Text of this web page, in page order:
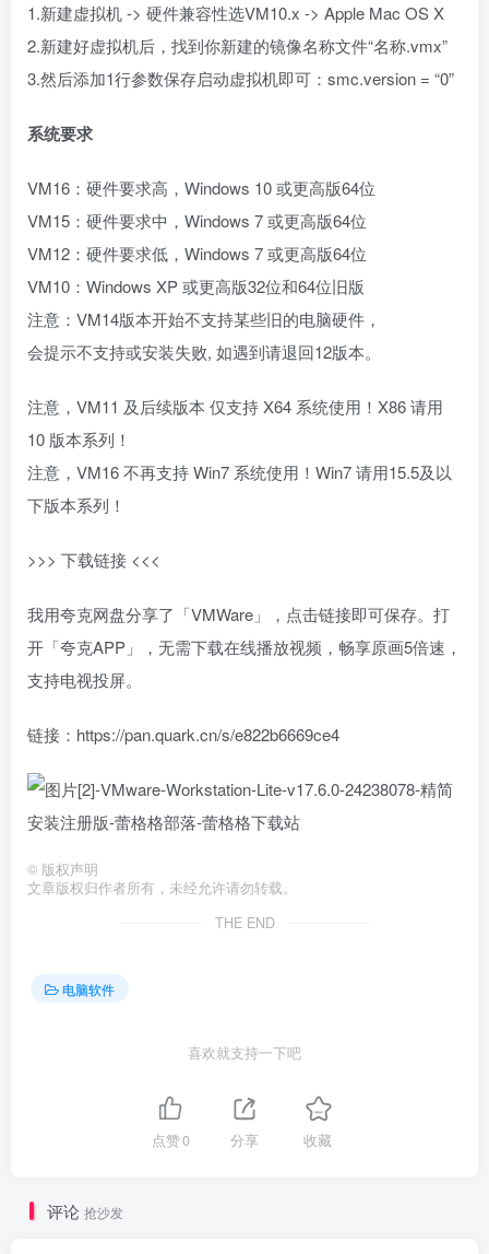
1.新建虚拟机 -> 硬件兼容性选VM10.x -> Apple Mac OS X
2.新建好虚拟机后，找到你新建的镜像名称文件“名称.vmx”
3.然后添加1行参数保存启动虚拟机即可：smc.version = “0”
系统要求
VM16：硬件要求高，Windows 10 或更高版64位
VM15：硬件要求中，Windows 7 或更高版64位
VM12：硬件要求低，Windows 7 或更高版64位
VM10：Windows XP 或更高版32位和64位旧版
注意：VM14版本开始不支持某些旧的电脑硬件，
会提示不支持或安装失败, 如遇到请退回12版本。
注意，VM11 及后续版本 仅支持 X64 系统使用！X86 请用
10 版本系列！
注意，VM16 不再支持 Win7 系统使用！Win7 请用15.5及以
下版本系列！
>>> 下载链接 <<<
我用夸克网盘分享了「VMWare」，点击链接即可保存。打
开「夸克APP」，无需下载在线播放视频，畅享原画5倍速，
支持电视投屏。
链接：https://pan.quark.cn/s/e822b6669ce4
© 版权声明
文章版权归作者所有，未经允许请勿转载。
THE END
电脑软件
喜欢就支持一下吧
点赞0 分享 收藏
评论 抢沙发